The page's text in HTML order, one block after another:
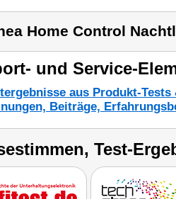
Home Control
und Service-
aus Produkt-Tests
Beiträge,
Test-